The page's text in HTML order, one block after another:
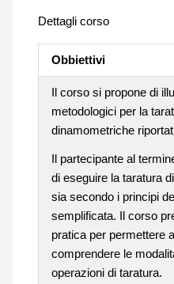
Dettagli corso
Obbiettivi
Il corso si propone di
metodologici per la
dinamometriche
Il partecipante al
di eseguire la taratura
sia secondo i principi
semplificata. Il corso
pratica per permettere
comprendere le
operazioni di taratura.